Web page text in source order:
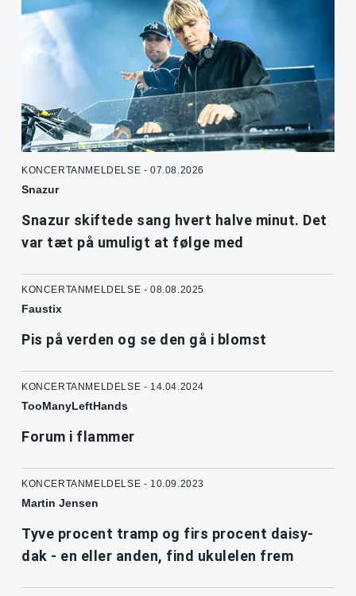
KONCERTANMELDELSE - 07.08.2026
Snazur
Snazur skiftede sang hvert halve minut. Det
var tæt på umuligt at følge med
KONCERTANMELDELSE - 08.08.2025
Faustix
Pis på verden og se den gå i blomst
KONCERTANMELDELSE - 14.04.2024
TooManyLeftHands
Forum i flammer
KONCERTANMELDELSE - 10.09.2023
Martin Jensen
Tyve procent tramp og firs procent daisy-
dak - en eller anden, find ukulelen frem